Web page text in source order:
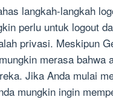
langkah-langkah
perlu untuk logout
privasi. Meskipun
merasa
Jika Anda mulai
mungkin ingin